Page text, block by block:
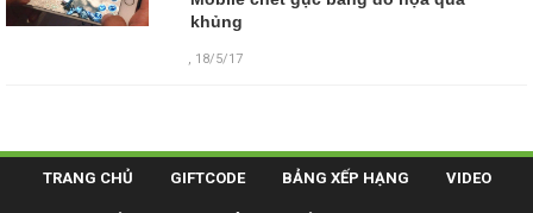
khủng
, 18/5/17
TRANG CHỦ GIFTCODE BẢNG XẾP HẠNG VIDEO